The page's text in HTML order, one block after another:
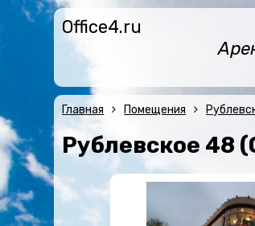
Office4.ru
Главная Помещения
Рублевское 48